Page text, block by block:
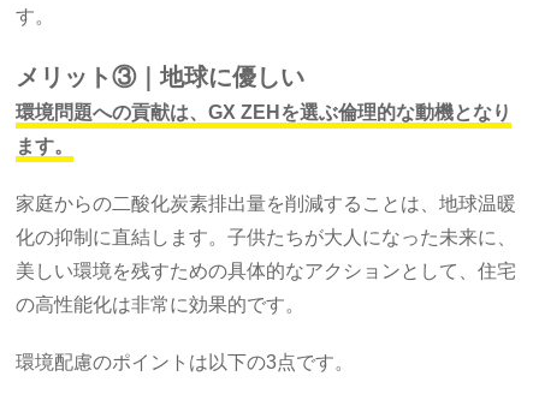
す。
メリット③｜地球に優しい
環境問題への貢献は、GX ZEHを選ぶ倫理的な動機となり
ます。
家庭からの二酸化炭素排出量を削減することは、地球温暖
化の抑制に直結します。子供たちが大人になった未来に、
美しい環境を残すための具体的なアクションとして、住宅
の高性能化は非常に効果的です。
環境配慮のポイントは以下の3点です。